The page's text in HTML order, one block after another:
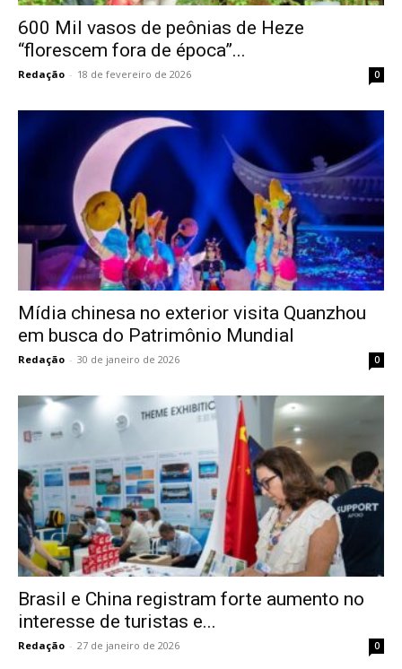
600 Mil vasos de peônias de Heze
“florescem fora de época”...
Redação - 18 de fevereiro de 2026 0
Mídia chinesa no exterior visita Quanzhou
em busca do Patrimônio Mundial
Redação - 30 de janeiro de 2026 0
Brasil e China registram forte aumento no
interesse de turistas e...
Redação - 27 de janeiro de 2026 0